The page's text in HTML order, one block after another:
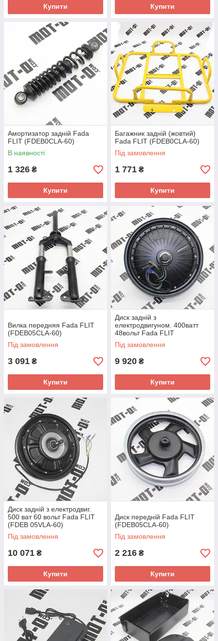
Купити Купити
Амортизатор задній Fada
FLIT (FDEB0CLA-60)
В наявності
1 326 ₴
Купити
Багажник задній (жовтий)
Fada FLIT (FDEB0CLA-60)
Під замовлення
1 771 ₴
Купити
Вилка передняя Fada FLIT
(FDEB05CLA-60)
Під замовлення
3 091 ₴
Купити
Диск задній з
електродвигуном. 400ватт
48вольт Fada FLIT
(FDEB05CLA-60)
Під замовлення
9 920 ₴
Купити
Диск задній з електродвиг.
500 ват 60 вольт Fada FLIT
(FDEB 05VLA-60)
Під замовлення
10 071 ₴
Купити
Диск передній Fada FLIT
(FDEB05CLA-60)
Під замовлення
2 216 ₴
Купити